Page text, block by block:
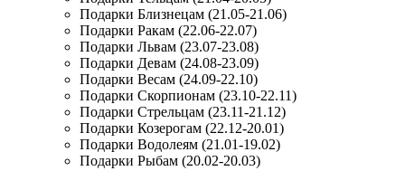
Подарки Близнецам (21.05-21.06)
Подарки Ракам (22.06-22.07)
Подарки Львам (23.07-23.08)
Подарки Девам (24.08-23.09)
Подарки Весам (24.09-22.10)
Подарки Скорпионам (23.10-22.11)
Подарки Стрельцам (23.11-21.12)
Подарки Козерогам (22.12-20.01)
Подарки Водолеям (21.01-19.02)
Подарки Рыбам (20.02-20.03)